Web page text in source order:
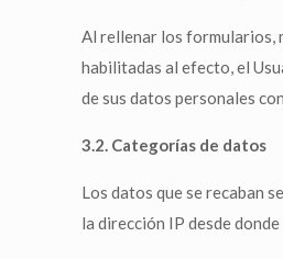
Al rellenar los formularios,
habilitadas al efecto, el
de sus datos personales
3.2. Categorías de datos
Los datos que se recaban
la dirección IP desde